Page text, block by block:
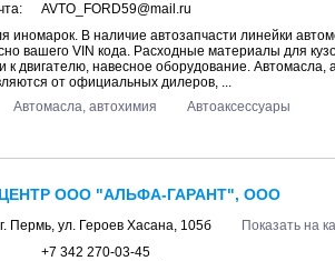
AVTO_FORD59@mail.ru
иномарок. В наличие автозапчасти линейки
вашего VIN кода. Расходные материалы для
к двигателю, навесное оборудование.
от официальных дилеров, ...
Автомасла, автохимия
Автоаксессуары
ООО "АЛЬФА-ГАРАНТ", ООО
Пермь, ул. Героев Хасана, 105б
Показать на
+7 342 270-03-45